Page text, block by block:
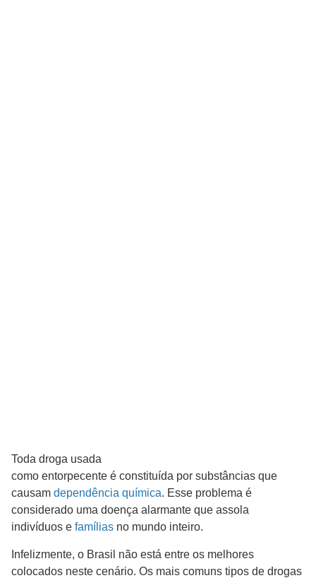
Toda droga usada
como entorpecente é constituída por substâncias que
causam dependência química. Esse problema é
considerado uma doença alarmante que assola
indivíduos e famílias no mundo inteiro.
Infelizmente, o Brasil não está entre os melhores
colocados neste cenário. Os mais comuns tipos de drogas